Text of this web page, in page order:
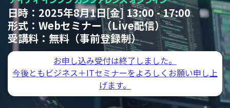
日時： 2025年8月1日[金] 13:00 - 17:00
形式： Webセミナー（Live配信）
受講料： 無料（事前登録制）
お申し込み受付は終了しました。
今後ともビジネス＋ITセミナーをよろしくお願い申し上
げます。